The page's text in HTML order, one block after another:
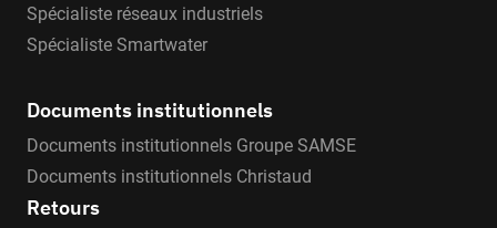
Spécialiste réseaux industriels
Spécialiste Smartwater
Documents institutionnels
Documents institutionnels Groupe SAMSE
Documents institutionnels Christaud
Retours